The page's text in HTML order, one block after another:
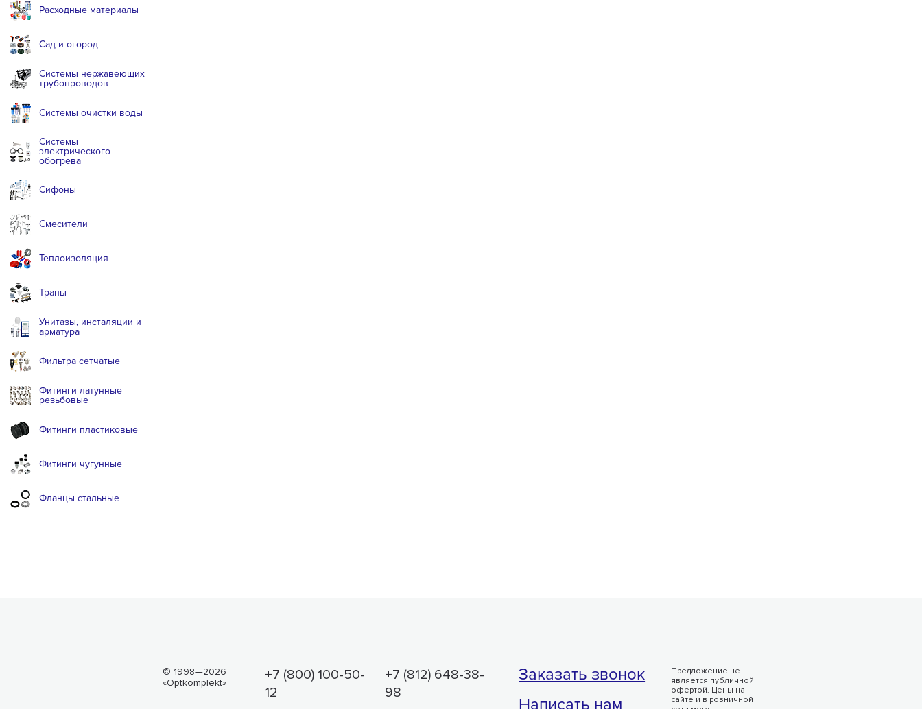
Расходные материалы
Сад и огород
Системы нержавеющих
трубопроводов
Системы очистки воды
Системы
электрического
обогрева
Сифоны
Смесители
Теплоизоляция
Трапы
Унитазы, инсталяции и
арматура
Фильтра сетчатые
Фитинги латунные
резьбовые
Фитинги пластиковые
Фитинги чугунные
Фланцы стальные
© 1998—2026
«Optkomplekt»
+7 (800) 100-50-
12
+7 (812) 648-38-
98
Заказать звонок
Написать нам
Предложение не
является публичной
офертой. Цены на
сайте и в розничной